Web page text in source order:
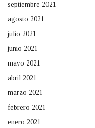
septiembre 2021
agosto 2021
julio 2021
junio 2021
mayo 2021
abril 2021
marzo 2021
febrero 2021
enero 2021